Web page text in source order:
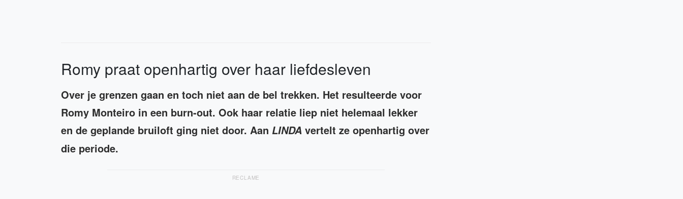
Romy praat openhartig over haar liefdesleven
Over je grenzen gaan en toch niet aan de bel trekken. Het resulteerde voor
Romy Monteiro in een burn-out. Ook haar relatie liep niet helemaal lekker
en de geplande bruiloft ging niet door. Aan LINDA vertelt ze openhartig over
die periode.
RECLAME